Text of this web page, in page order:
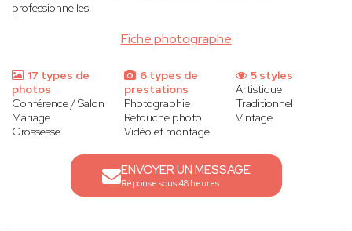
Fiche photographe
professionnelles.
17 types de
photos
Conférence / Salon
Mariage
Grossesse
6 types de
prestations
Photographie
Retouche photo
Vidéo et montage
5 styles
Artistique
Traditionnel
Vintage
ENVOYER UN MESSAGE
Réponse sous 48 heures